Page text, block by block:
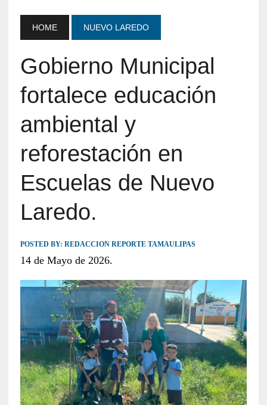
HOME NUEVO LAREDO
Gobierno Municipal
fortalece educación
ambiental y
reforestación en
Escuelas de Nuevo
Laredo.
POSTED BY: REDACCION REPORTE TAMAULIPAS
14 de Mayo de 2026.